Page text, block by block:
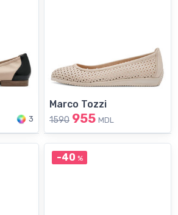
3
Marco Tozzi
1590 955 MDL
-40 %